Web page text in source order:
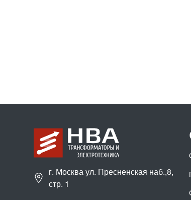
г. Москва ул. Пресненская наб.,8,
стр. 1